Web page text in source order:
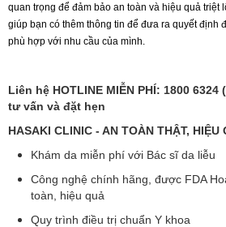
quan trọng để đảm bảo an toàn và hiệu quả triệt
giúp bạn có thêm thông tin để đưa ra quyết định
phù hợp với nhu cầu của mình.
Liên hệ HOTLINE MIỄN PHÍ: 1800
tư vấn và đặt hẹn
HASAKI CLINIC - AN TOÀN THẬT, HIỆU
Khám da miễn phí với Bác sĩ da liễu
Công nghệ chính hãng, được FDA
toàn, hiệu quả
Quy trình điều trị chuẩn Y khoa